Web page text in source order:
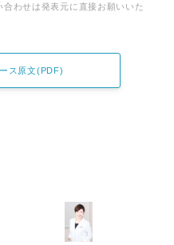
わせは発表元に直接お願いいた
ス原文(PDF)